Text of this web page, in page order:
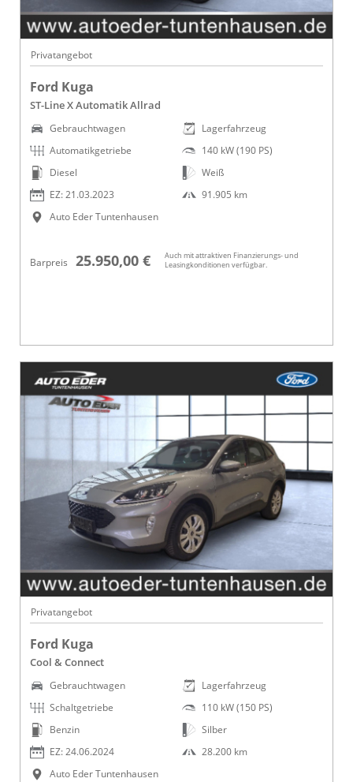
Privatangebot
Ford Kuga
ST-Line X Automatik Allrad
Gebrauchtwagen
Automatikgetriebe
Diesel
EZ: 21.03.2023
Auto Eder Tuntenhausen
Lagerfahrzeug
140 kW (190 PS)
Weiß
91.905 km
Barpreis 25.950,00 €
Auch mit attraktiven Finanzierungs- und
Leasingkonditionen verfügbar.
Privatangebot
Ford Kuga
Cool & Connect
Gebrauchtwagen
Schaltgetriebe
Benzin
EZ: 24.06.2024
Auto Eder Tuntenhausen
Lagerfahrzeug
110 kW (150 PS)
Silber
28.200 km